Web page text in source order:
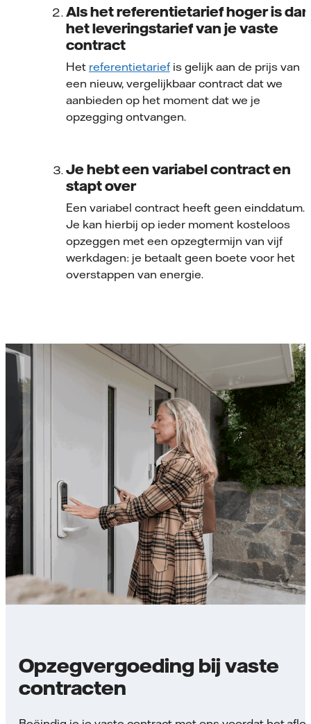
Als het referentietarief hoger is dan
het leveringstarief van je vaste
contract
Het referentietariefis gelijk aan de prijs van
een nieuw, vergelijkbaar contract dat we
aanbieden op het moment dat we je
opzegging ontvangen.
Je hebt een variabel contract en
stapt over
Een variabel contract heeft geen einddatum.
Je kan hierbij op ieder moment kosteloos
opzeggen met een opzegtermijn van vijf
werkdagen: je betaalt geen boete voor het
overstappen van energie.
Opzegvergoeding bij vaste
contracten